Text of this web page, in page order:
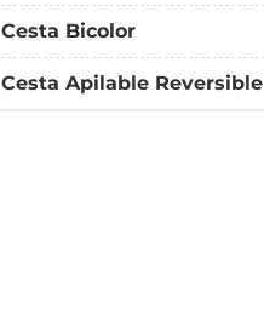
Cesta Bicolor
Cesta Apilable Reversible